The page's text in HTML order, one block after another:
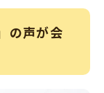
の声が会